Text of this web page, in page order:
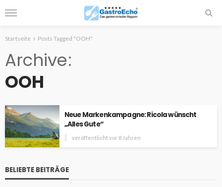
Startseite Posts Tagged "OOH"
Archive
OOH
Neue Markenkampagne: Ricola wünscht
„Alles Gute“
veröffentlicht vor 8 Jahren
BELIEBTE BEITRÄGE